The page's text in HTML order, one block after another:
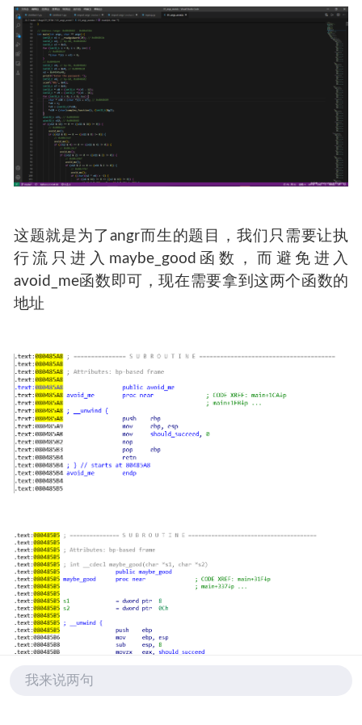
这题就是为了angr而生的题目，我们只需要让执
行流只进入maybe_good函数，而避免进入
avoid_me函数即可，现在需要拿到这两个函数的
地址
我来说两句